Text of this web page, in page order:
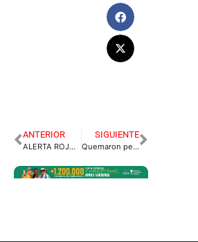
ANTERIOR
ALERTA ROJA EN LA CÁRCEL DE VILLAVICENCIO.
SIGUIENTE
Quemaron perrito con ácido en Ciudad Porfía.